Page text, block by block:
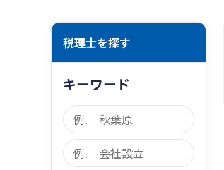
税理士を探す
キーワード